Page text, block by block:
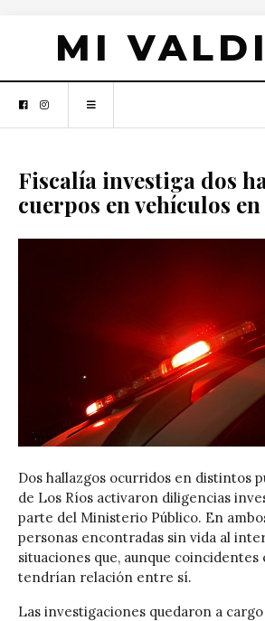
MI
Fiscalía investiga dos
cuerpos en vehículos
Dos hallazgos ocurridos en distintos
de Los Ríos activaron diligencias
parte del Ministerio Público. En
personas encontradas sin vida al
situaciones que, aunque
tendrían relación entre sí.
Las investigaciones quedaron a